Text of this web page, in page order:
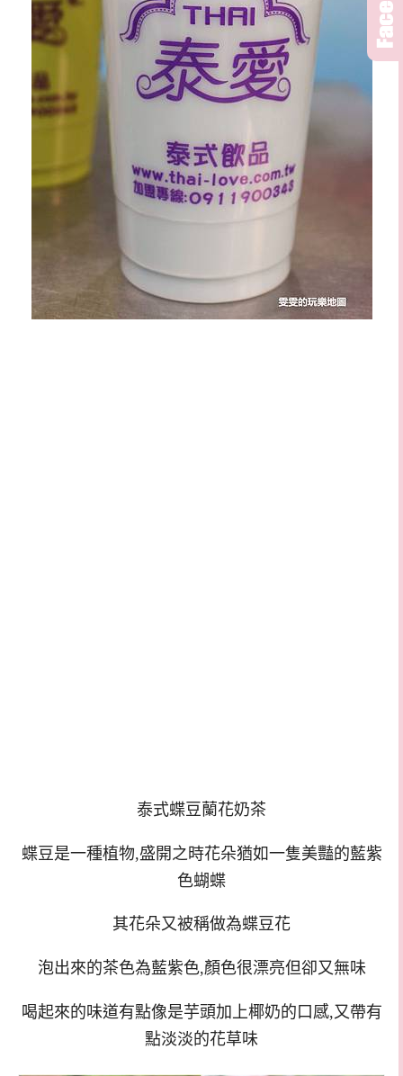
泰式蝶豆蘭花奶茶
蝶豆是一種植物,盛開之時花朵猶如一隻美豔的藍紫
色蝴蝶
其花朵又被稱做為蝶豆花
泡出來的茶色為藍紫色,顏色很漂亮但卻又無味
喝起來的味道有點像是芋頭加上椰奶的口感,又帶有
點淡淡的花草味